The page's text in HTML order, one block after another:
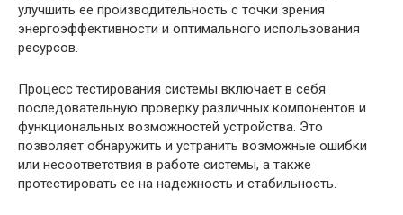
улучшить ее производительность с точки зрения
энергоэффективности и оптимального использования
ресурсов.
Процесс тестирования системы включает в себя
последовательную проверку различных компонентов и
функциональных возможностей устройства. Это
позволяет обнаружить и устранить возможные ошибки
или несоответствия в работе системы, а также
протестировать ее на надежность и стабильность.